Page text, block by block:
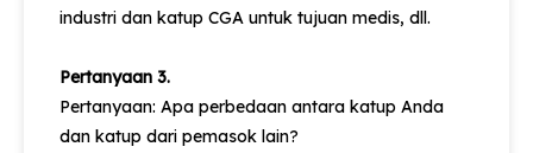
industri dan katup CGA untuk tujuan medis, dll.
Pertanyaan 3.
Pertanyaan: Apa perbedaan antara katup Anda
dan katup dari pemasok lain?